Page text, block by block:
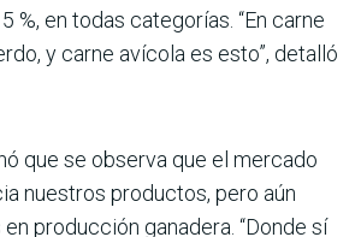
%, en todas categorías. “En carne
y carne avícola es esto”, detalló
que se observa que el mercado
nuestros productos, pero aún
producción ganadera. “Donde sí